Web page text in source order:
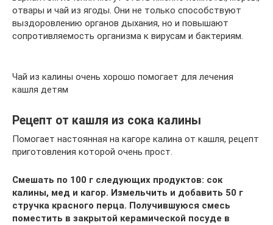
отвары и чай из ягоды. Они не только способствуют
выздоровлению органов дыхания, но и повышают
сопротивляемость организма к вирусам и бактериям.
Чай из калины очень хорошо помогает для лечения
кашля детям
Рецепт от кашля из сока калины
Помогает настоянная на кагоре калина от кашля, рецепт
приготовления которой очень прост.
Смешать по 100 г следующих продуктов: сок
калины, мед и кагор. Измельчить и добавить 50 г
стручка красного перца. Получившуюся смесь
поместить в закрытой керамической посуде в